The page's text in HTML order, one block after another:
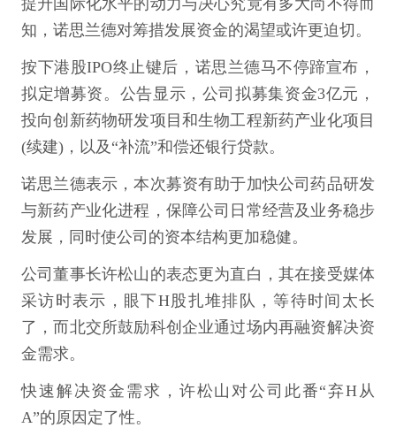
提升国际化水平的动力与决心究竟有多大尚不得而
知，诺思兰德对筹措发展资金的渴望或许更迫切。
按下港股IPO终止键后，诺思兰德马不停蹄宣布，
拟定增募资。公告显示，公司拟募集资金3亿元，
投向创新药物研发项目和生物工程新药产业化项目
(续建)，以及“补流”和偿还银行贷款。
诺思兰德表示，本次募资有助于加快公司药品研发
与新药产业化进程，保障公司日常经营及业务稳步
发展，同时使公司的资本结构更加稳健。
公司董事长许松山的表态更为直白，其在接受媒体
采访时表示，眼下H股扎堆排队，等待时间太长
了，而北交所鼓励科创企业通过场内再融资解决资
金需求。
快速解决资金需求，许松山对公司此番“弃H从
A”的原因定了性。